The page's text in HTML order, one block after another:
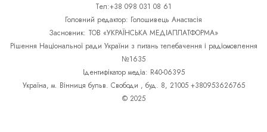
Тел:+38 098 031 08 61
Головний редактор: Голошивець Анастасія
Засновник: ТОВ «УКРАЇНСЬКА МЕДІАПЛАТФОРМА»
Рішення Національної ради України з питань телебачення і радіомовлення
№1635
Ідентифікатор медіа: R40-06395
Україна, м. Вінниця бульв. Свободи , буд. 8, 21005 +380953626765
© 2025